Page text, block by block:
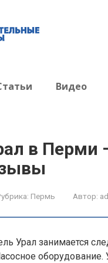
Видео
в Перми
Пермь Автор:
Урал занимается